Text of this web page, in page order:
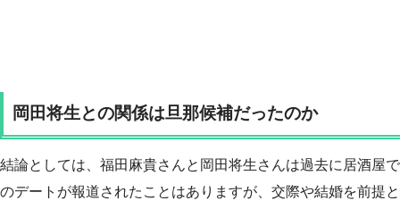
岡田将生との関係は旦那候補だったのか
結論としては、福田麻貴さんと岡田将生さんは過去に居酒屋で
のデートが報道されたことはありますが、交際や結婚を前提と